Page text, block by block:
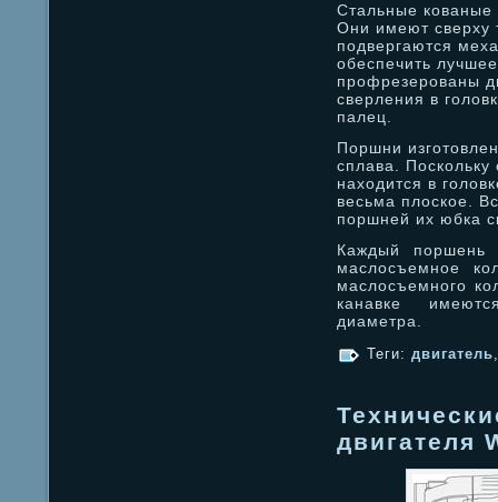
Стальные
Они имеют сверху
подвергаются
обеспечить
профрезерованы
сверления в
палец.
Поршни
сплава.
находится в
весьма плоское.
поршней их юбка
Каждый поршень
маслосъемное
маслосъемного
канавке
диаметра.
Теги: двигатель
двигателя